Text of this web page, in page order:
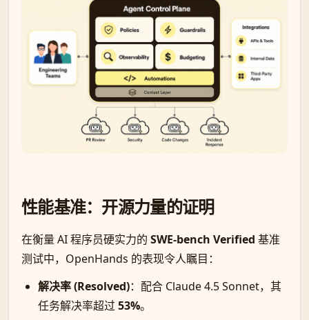
性能基准：开源力量的证明
在衡量 AI 程序员硬实力的 SWE-bench Verified 基准
测试中，OpenHands 的表现令人瞩目：
解决率 (Resolved)：配合 Claude 4.5 Sonnet，其
任务解决率超过 53%。